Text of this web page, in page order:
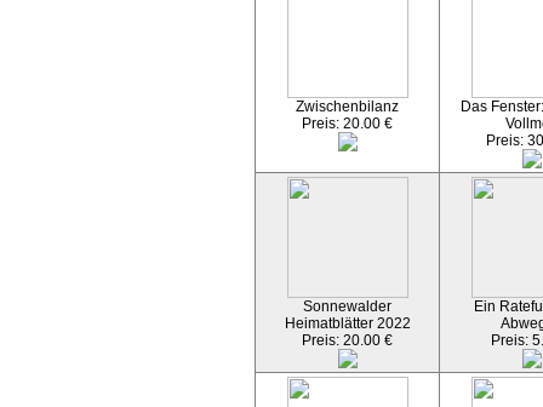
Zwischenbilanz
Preis: 20.00 €
Das
Preis:
Sonnewalder
Heimatblätter 2022
Preis: 20.00 €
Ein
Preis: